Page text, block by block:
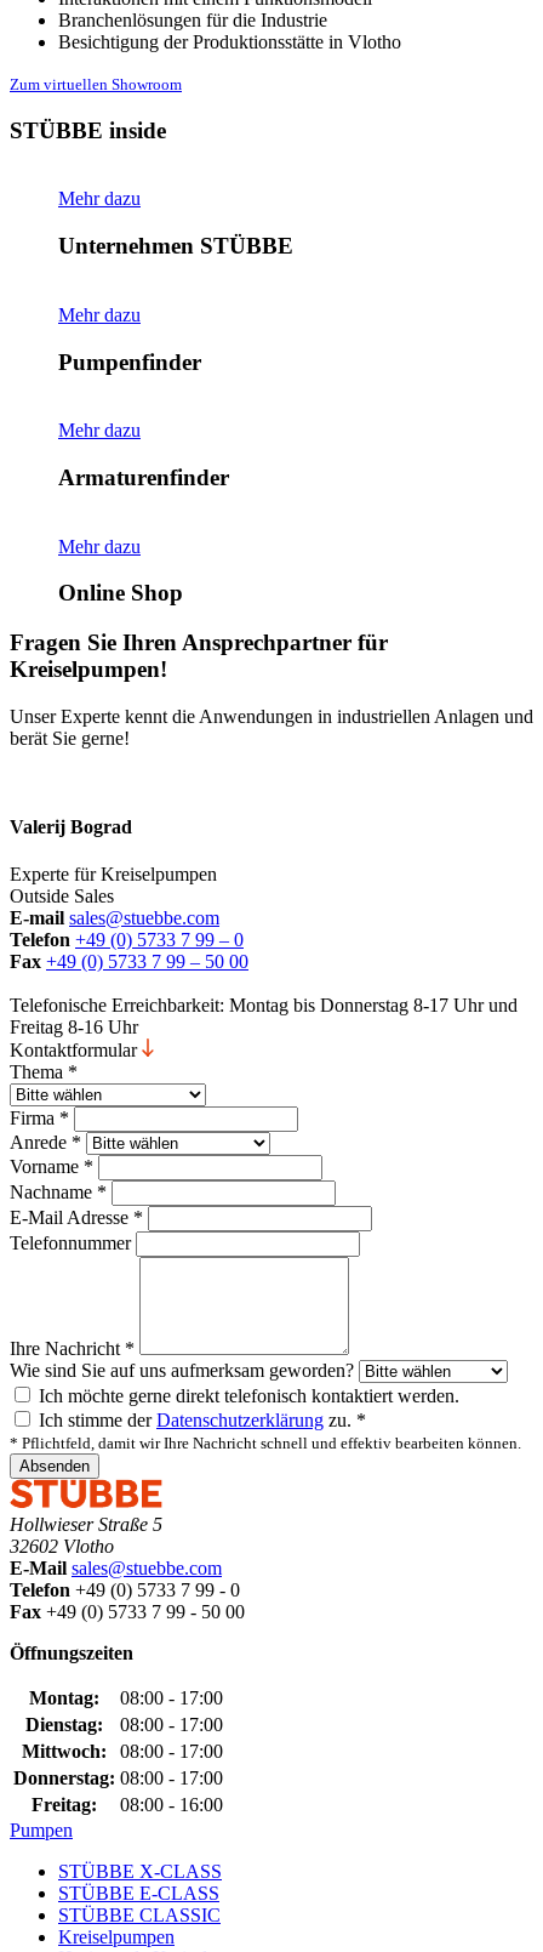
Branchenlösungen für die Industrie
Besichtigung der Produktionsstätte in Vlotho
Zum virtuellen Showroom
STÜBBE inside
Mehr dazu
Unternehmen STÜBBE
Mehr dazu
Pumpenfinder
Mehr dazu
Armaturenfinder
Mehr dazu
Online Shop
Fragen Sie Ihren Ansprechpartner für
Kreiselpumpen!
Unser Experte kennt die Anwendungen in industriellen Anlagen und
berät Sie gerne!
Valerij Bograd
Experte für Kreiselpumpen
Outside Sales
E-mail sales@stuebbe.com
Telefon +49 (0) 5733 7 99 – 0
Fax +49 (0) 5733 7 99 – 50 00
Telefonische Erreichbarkeit: Montag bis Donnerstag 8-17 Uhr und
Freitag 8-16 Uhr
Kontaktformular
Thema *
Firma *
Anrede *
Vorname *
Nachname *
E-Mail Adresse *
Telefonnummer
Ihre Nachricht *
Wie sind Sie auf uns aufmerksam geworden?
Ich möchte gerne direkt telefonisch kontaktiert werden.
Ich stimme derDatenschutzerklärung zu. *
* Pflichtfeld, damit wir Ihre Nachricht schnell und effektiv bearbeiten können.
Absenden
Hollwieser Straße 5
32602 Vlotho
E-Mail sales@stuebbe.com
Telefon +49 (0) 5733 7 99 - 0
Fax +49 (0) 5733 7 99 - 50 00
Öffnungszeiten
Montag:
08:00 - 17:00
Dienstag:
08:00 - 17:00
Mittwoch:
08:00 - 17:00
Donnerstag: 08:00 - 17:00
Freitag:
08:00 - 16:00
Pumpen
STÜBBE X-CLASS
STÜBBE E-CLASS
STÜBBE CLASSIC
Kreiselpumpen